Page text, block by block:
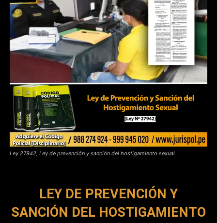
Ley 27942, Ley de prevención y sanción del hostigamiento sexual
LEY DE PREVENCIÓN Y
SANCIÓN DEL HOSTIGAMIENTO